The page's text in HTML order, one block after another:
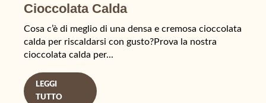
Cioccolata Calda
Cosa c’è di meglio di una densa e cremosa cioccolata
calda per riscaldarsi con gusto?Prova la nostra
cioccolata calda per...
LEGGI
TUTTO